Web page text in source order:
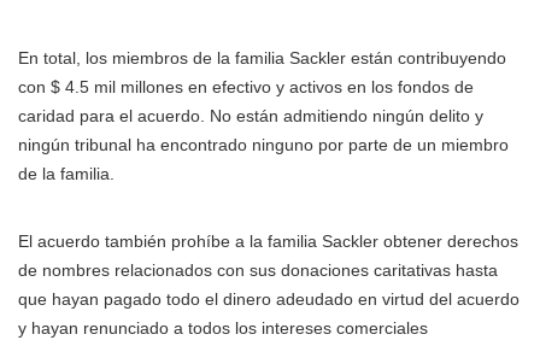
En total, los miembros de la familia Sackler están contribuyendo
con $ 4.5 mil millones en efectivo y activos en los fondos de
caridad para el acuerdo. No están admitiendo ningún delito y
ningún tribunal ha encontrado ninguno por parte de un miembro
de la familia.
El acuerdo también prohíbe a la familia Sackler obtener derechos
de nombres relacionados con sus donaciones caritativas hasta
que hayan pagado todo el dinero adeudado en virtud del acuerdo
y hayan renunciado a todos los intereses comerciales